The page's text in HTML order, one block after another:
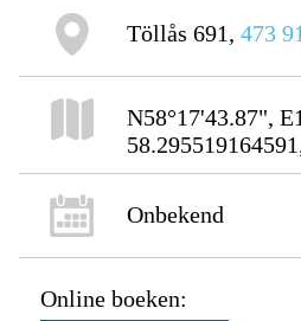
Töllås 691,473 91
N58°17'43.87",
Onbekend
Online boeken: